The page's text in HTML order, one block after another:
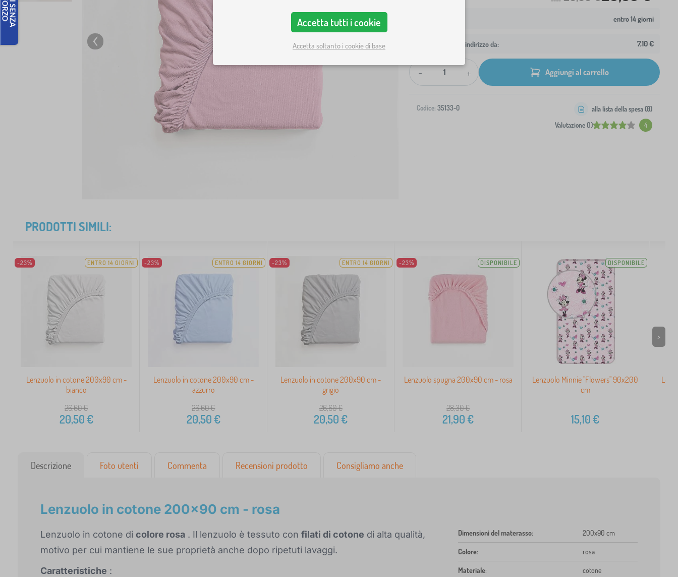
entro 14 giorni
Spedizione al tuo indirizzo da: 7,10 €
- + Aggiungi al carrello
Codice: 35133-0
Valutazione (1) 4
alla lista della spesa (0)
PRODOTTI SIMILI:
-23% ENTRO 14 GIORNI
Lenzuolo in cotone 200x90 cm -
bianco
26,60€
20,50€
-23% ENTRO 14 GIORNI
Lenzuolo in cotone 200x90 cm -
azzurro
26,60€
20,50€
-23% ENTRO 14 GIORNI
Lenzuolo in cotone 200x90 cm -
grigio
26,60€
20,50€
-23% DISPONIBILE
Lenzuolo spugna 200x90 cm - rosa
28,30€
21,90€
DISPONIBILE
Lenzuolo Minnie "Flowers" 90x200
cm
15,10€
>
Descrizione Foto utenti Commenta Recensioni prodotto Consigliamo anche
Lenzuolo in cotone 200x90 cm - rosa
Lenzuolo in cotone di colore rosa . Il lenzuolo è tessuto con filati di cotone di alta qualità,
motivo per cui mantiene le sue proprietà anche dopo ripetuti lavaggi.
Caratteristiche :
Dimensioni del materasso: 200x90 cm
Colore: rosa
Materiale: cotone
Accetta tutti i cookie
Accetta soltanto i cookie di base